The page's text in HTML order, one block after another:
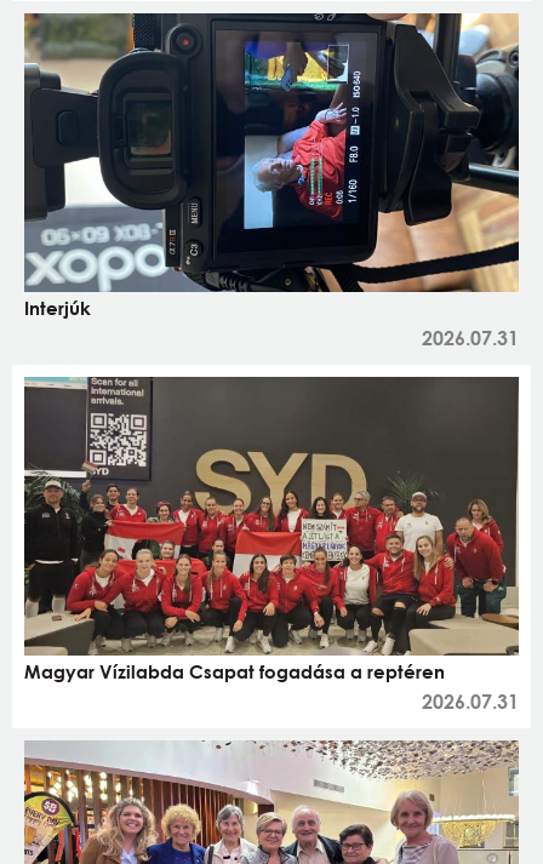
Interjúk
2026.07.31
Magyar Vízilabda Csapat fogadása a reptéren
2026.07.31